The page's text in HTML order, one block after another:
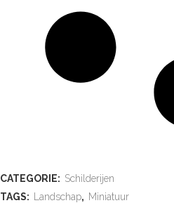
CATEGORIE: Schilderijen
TAGS:
Landschap, Miniatuur